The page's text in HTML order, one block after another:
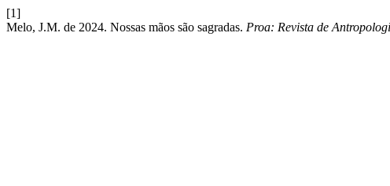
[1]
Melo, J.M. de 2024. Nossas mãos são sagradas. Proa: Revista de